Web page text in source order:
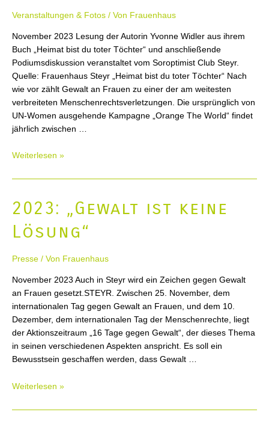
Veranstaltungen & Fotos / Von Frauenhaus
November 2023 Lesung der Autorin Yvonne Widler aus ihrem
Buch „Heimat bist du toter Töchter“ und anschließende
Podiumsdiskussion veranstaltet vom Soroptimist Club Steyr.
Quelle: Frauenhaus Steyr „Heimat bist du toter Töchter“ Nach
wie vor zählt Gewalt an Frauen zu einer der am weitesten
verbreiteten Menschenrechtsverletzungen. Die ursprünglich von
UN-Women ausgehende Kampagne „Orange The World“ findet
jährlich zwischen …
2023:
Heimat
du
Töchter
Weiterlesen »
2023: „Gewalt ist keine
Lösung“
Presse / Von Frauenhaus
November 2023 Auch in Steyr wird ein Zeichen gegen Gewalt
an Frauen gesetzt.STEYR. Zwischen 25. November, dem
internationalen Tag gegen Gewalt an Frauen, und dem 10.
Dezember, dem internationalen Tag der Menschenrechte, liegt
der Aktionszeitraum „16 Tage gegen Gewalt“, der dieses Thema
in seinen verschiedenen Aspekten anspricht. Es soll ein
Bewusstsein geschaffen werden, dass Gewalt …
2023:
ist
Weiterlesen »